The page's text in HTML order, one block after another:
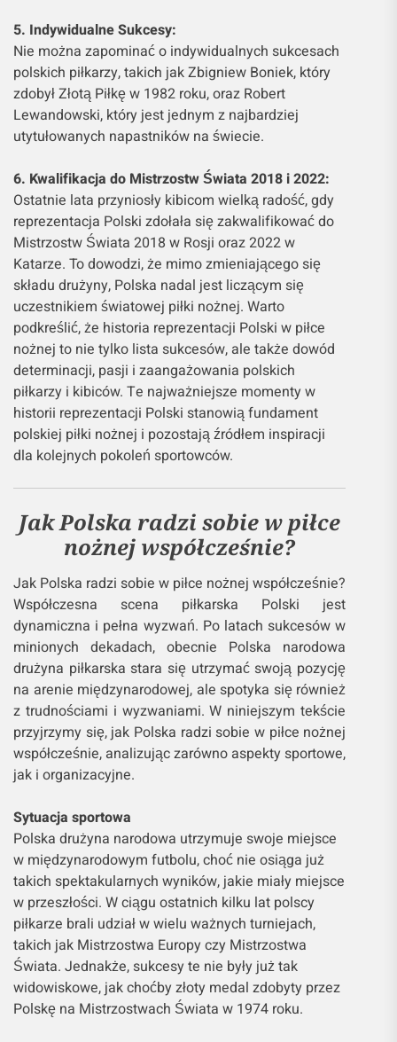
5. Indywidualne Sukcesy:
Nie można zapominać o indywidualnych sukcesach
polskich piłkarzy, takich jak Zbigniew Boniek, który
zdobył Złotą Piłkę w 1982 roku, oraz Robert
Lewandowski, który jest jednym z najbardziej
utytułowanych napastników na świecie.
6. Kwalifikacja do Mistrzostw Świata 2018 i 2022:
Ostatnie lata przyniosły kibicom wielką radość, gdy
reprezentacja Polski zdołała się zakwalifikować do
Mistrzostw Świata 2018 w Rosji oraz 2022 w
Katarze. To dowodzi, że mimo zmieniającego się
składu drużyny, Polska nadal jest liczącym się
uczestnikiem światowej piłki nożnej. Warto
podkreślić, że historia reprezentacji Polski w piłce
nożnej to nie tylko lista sukcesów, ale także dowód
determinacji, pasji i zaangażowania polskich
piłkarzy i kibiców. Te najważniejsze momenty w
historii reprezentacji Polski stanowią fundament
polskiej piłki nożnej i pozostają źródłem inspiracji
dla kolejnych pokoleń sportowców.
Jak Polska radzi sobie w piłce
nożnej współcześnie?
Jak Polska radzi sobie w piłce nożnej współcześnie?
Współczesna scena piłkarska Polski jest
dynamiczna i pełna wyzwań. Po latach sukcesów w
minionych dekadach, obecnie Polska narodowa
drużyna piłkarska stara się utrzymać swoją pozycję
na arenie międzynarodowej, ale spotyka się również
z trudnościami i wyzwaniami. W niniejszym tekście
przyjrzymy się, jak Polska radzi sobie w piłce nożnej
współcześnie, analizując zarówno aspekty sportowe,
jak i organizacyjne.
Sytuacja sportowa
Polska drużyna narodowa utrzymuje swoje miejsce
w międzynarodowym futbolu, choć nie osiąga już
takich spektakularnych wyników, jakie miały miejsce
w przeszłości. W ciągu ostatnich kilku lat polscy
piłkarze brali udział w wielu ważnych turniejach,
takich jak Mistrzostwa Europy czy Mistrzostwa
Świata. Jednakże, sukcesy te nie były już tak
widowiskowe, jak choćby złoty medal zdobyty przez
Polskę na Mistrzostwach Świata w 1974 roku.